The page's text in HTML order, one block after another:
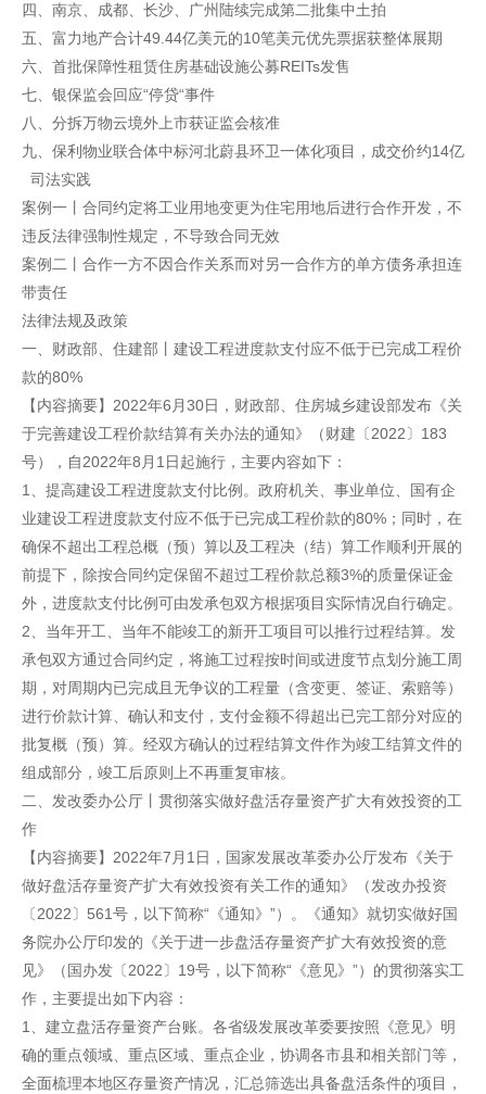
四、南京、成都、长沙、广州陆续完成第二批集中土拍
五、富力地产合计49.44亿美元的10笔美元优先票据获整体展期
六、首批保障性租赁住房基础设施公募REITs发售
七、银保监会回应“停贷“事件
八、分拆万物云境外上市获证监会核准
九、保利物业联合体中标河北蔚县环卫一体化项目，成交价约14亿
司法实践
案例一丨合同约定将工业用地变更为住宅用地后进行合作开发，不
违反法律强制性规定，不导致合同无效
案例二丨合作一方不因合作关系而对另一合作方的单方债务承担连
带责任
法律法规及政策
一、财政部、住建部丨建设工程进度款支付应不低于已完成工程价
款的80%
【内容摘要】2022年6月30日，财政部、住房城乡建设部发布《关
于完善建设工程价款结算有关办法的通知》（财建〔2022〕183
号），自2022年8月1日起施行，主要内容如下：
1、提高建设工程进度款支付比例。政府机关、事业单位、国有企
业建设工程进度款支付应不低于已完成工程价款的80%；同时，在
确保不超出工程总概（预）算以及工程决（结）算工作顺利开展的
前提下，除按合同约定保留不超过工程价款总额3%的质量保证金
外，进度款支付比例可由发承包双方根据项目实际情况自行确定。
2、当年开工、当年不能竣工的新开工项目可以推行过程结算。发
承包双方通过合同约定，将施工过程按时间或进度节点划分施工周
期，对周期内已完成且无争议的工程量（含变更、签证、索赔等）
进行价款计算、确认和支付，支付金额不得超出已完工部分对应的
批复概（预）算。经双方确认的过程结算文件作为竣工结算文件的
组成部分，竣工后原则上不再重复审核。
二、发改委办公厅丨贯彻落实做好盘活存量资产扩大有效投资的工
作
【内容摘要】2022年7月1日，国家发展改革委办公厅发布《关于
做好盘活存量资产扩大有效投资有关工作的通知》（发改办投资
〔2022〕561号，以下简称“《通知》”）。《通知》就切实做好国
务院办公厅印发的《关于进一步盘活存量资产扩大有效投资的意
见》（国办发〔2022〕19号，以下简称“《意见》”）的贯彻落实工
作，主要提出如下内容：
1、建立盘活存量资产台账。各省级发展改革委要按照《意见》明
确的重点领域、重点区域、重点企业，协调各市县和相关部门等，
全面梳理本地区存量资产情况，汇总筛选出具备盘活条件的项目，